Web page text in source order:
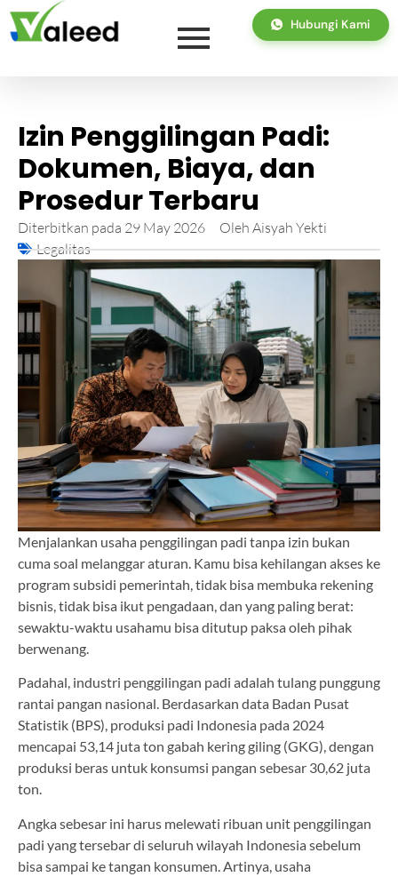
Hubungi Kami
Izin Penggilingan Padi:
Dokumen, Biaya, dan
Prosedur Terbaru
Diterbitkan pada 29 May 2026 Oleh Aisyah Yekti
Legalitas
Menjalankan usaha penggilingan padi tanpa izin bukan
cuma soal melanggar aturan. Kamu bisa kehilangan akses ke
program subsidi pemerintah, tidak bisa membuka rekening
bisnis, tidak bisa ikut pengadaan, dan yang paling berat:
sewaktu-waktu usahamu bisa ditutup paksa oleh pihak
berwenang.
Padahal, industri penggilingan padi adalah tulang punggung
rantai pangan nasional. Berdasarkan data Badan Pusat
Statistik (BPS), produksi padi Indonesia pada 2024
mencapai 53,14 juta ton gabah kering giling (GKG), dengan
produksi beras untuk konsumsi pangan sebesar 30,62 juta
ton.
Angka sebesar ini harus melewati ribuan unit penggilingan
padi yang tersebar di seluruh wilayah Indonesia sebelum
bisa sampai ke tangan konsumen. Artinya, usaha